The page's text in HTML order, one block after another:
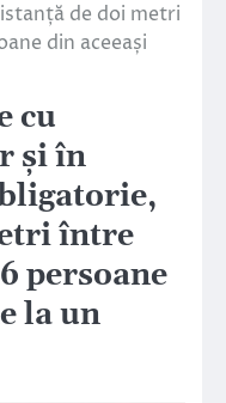
de doi metri
din aceeași
cu
și în
între
persoane
la un